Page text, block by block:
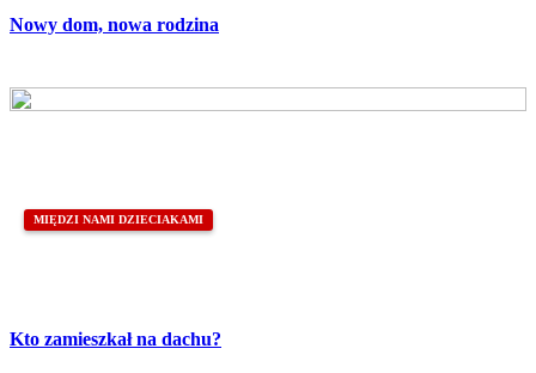
Nowy dom, nowa rodzina
MIĘDZI NAMI DZIECIAKAMI
Kto zamieszkał na dachu?